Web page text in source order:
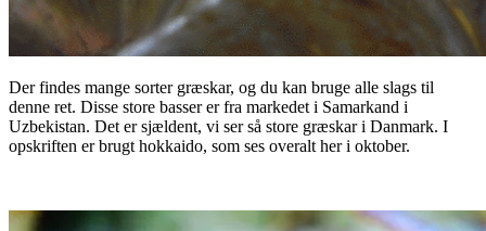
Der findes mange sorter græskar, og du kan bruge alle slags til
denne ret. Disse store basser er fra markedet i Samarkand i
Uzbekistan. Det er sjældent, vi ser så store græskar i Danmark. I
opskriften er brugt hokkaido, som ses overalt her i oktober.